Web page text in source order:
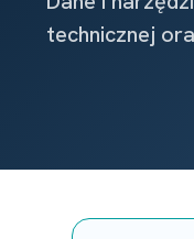
technicznej